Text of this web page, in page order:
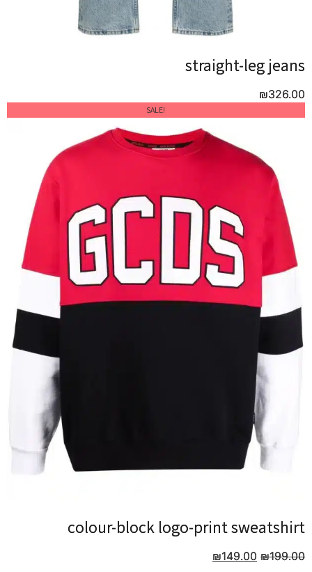
straight-leg jeans
₪326.00
!SALE
colour-block logo-print sweatshirt
₪199.00
₪149.00
straight-leg jeans
₪326.00
!SALE
colour-block logo-print sweatshirt
₪199.00
₪149.00